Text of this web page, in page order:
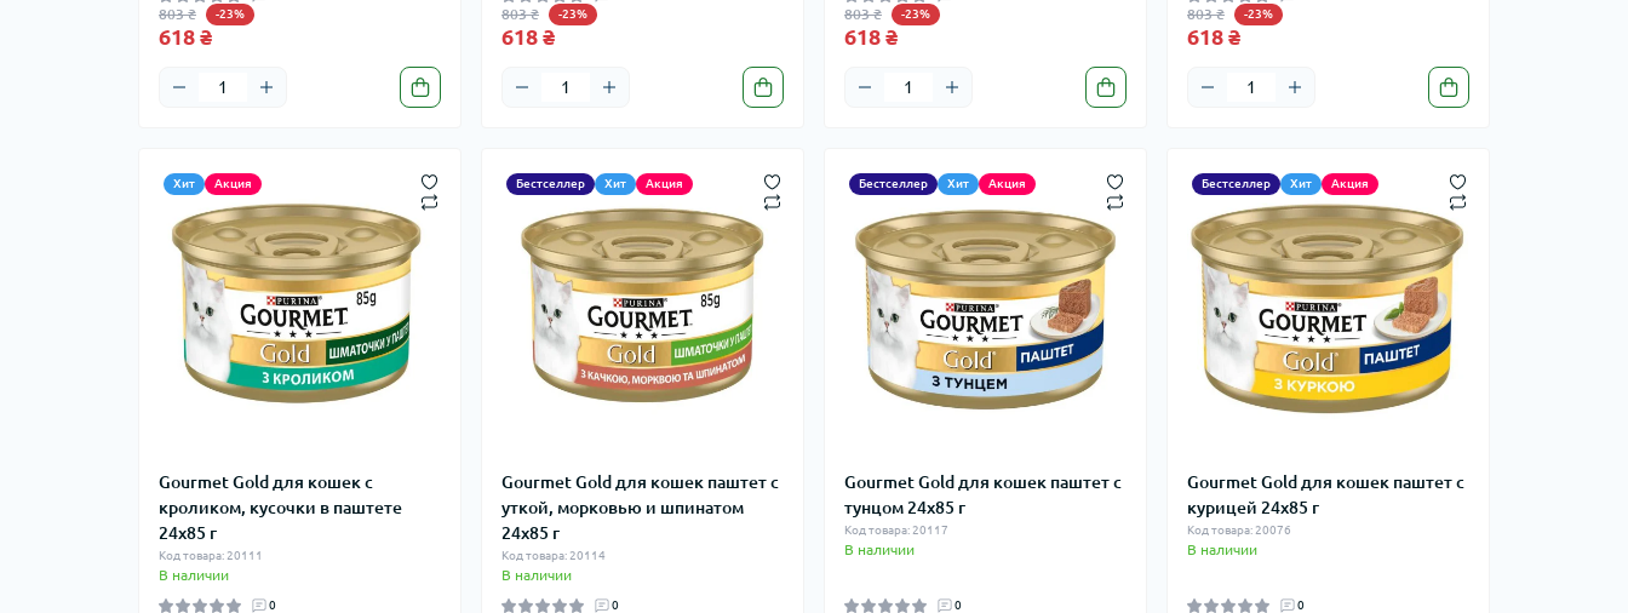
803 ₴ -23%
618 ₴
803 ₴ -23%
618 ₴
803 ₴ -23%
618 ₴
803 ₴ -23%
618 ₴
Хит Акция
Gourmet Gold для кошек с
кроликом, кусочки в паштете
24x85 г
Код товара: 20111
В наличии
0
Бестселлер Хит Акция
Gourmet Gold для кошек паштет с
уткой, морковью и шпинатом
24x85 г
Код товара: 20114
В наличии
0
Бестселлер Хит Акция
Gourmet Gold для кошек паштет с
тунцом 24x85 г
Код товара: 20117
В наличии
0
Бестселлер Хит Акция
Gourmet Gold для кошек паштет с
курицей 24x85 г
Код товара: 20076
В наличии
0